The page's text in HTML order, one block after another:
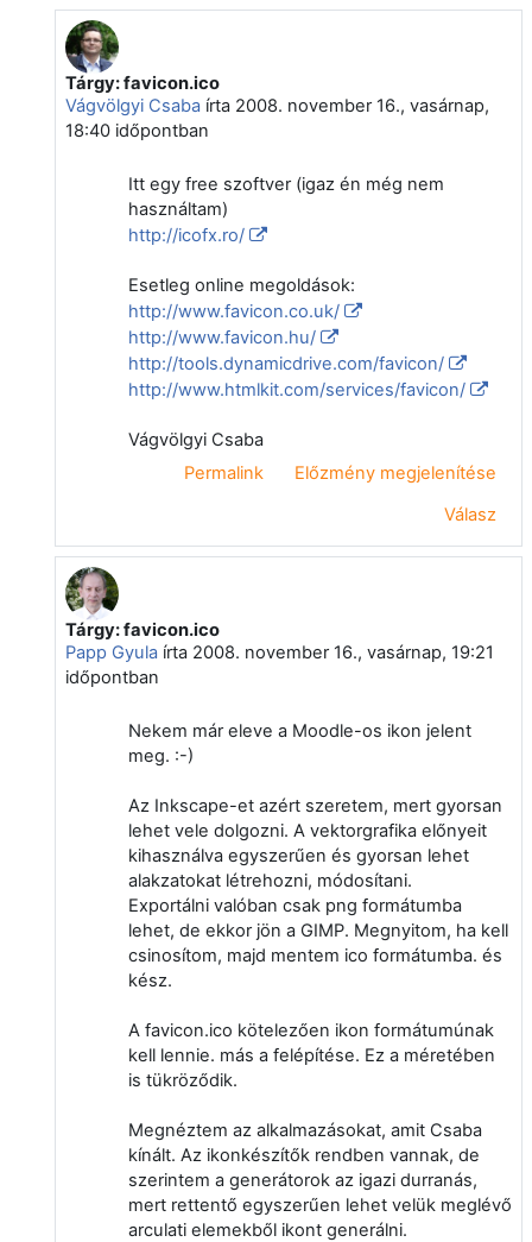
Válasz erre: Törölt felhasználó
Tárgy: favicon.ico
Vágvölgyi Csabaírta 2008. november 16., vasárnap,
18:40időpontban
Itt egy free szoftver (igaz én még nem
használtam)
http://icofx.ro/
Esetleg online megoldások:
http://www.favicon.co.uk/
http://www.favicon.hu/
http://tools.dynamicdrive.com/favicon/
http://www.htmlkit.com/services/favicon/
Vágvölgyi Csaba
Permalink
Előzmény megjelenítése
Válasz
Válasz erre: Törölt felhasználó
Tárgy: favicon.ico
Papp Gyulaírta 2008. november 16., vasárnap, 19:21
időpontban
Nekem már eleve a Moodle-os ikon jelent
meg. :-)
Az Inkscape-et azért szeretem, mert gyorsan
lehet vele dolgozni. A vektorgrafika előnyeit
kihasználva egyszerűen és gyorsan lehet
alakzatokat létrehozni, módosítani.
Exportálni valóban csak png formátumba
lehet, de ekkor jön a GIMP. Megnyitom, ha kell
csinosítom, majd mentem ico formátumba. és
kész.
A favicon.ico kötelezően ikon formátumúnak
kell lennie. más a felépítése. Ez a méretében
is tükröződik.
Megnéztem az alkalmazásokat, amit Csaba
kínált. Az ikonkészítők rendben vannak, de
szerintem a generátorok az igazi durranás,
mert rettentő egyszerűen lehet velük meglévő
arculati elemekből ikont generálni.